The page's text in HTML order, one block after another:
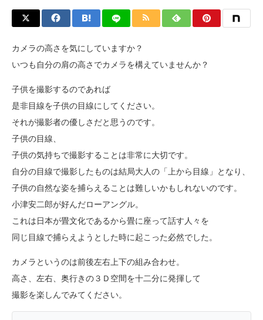
カメラの高さを気にしていますか？
いつも自分の肩の高さでカメラを構えていませんか？
子供を撮影するのであれば
是非目線を子供の目線にしてください。
それが撮影者の優しさだと思うのです。
子供の目線、
子供の気持ちで撮影することは非常に大切です。
自分の目線で撮影したものは結局大人の「上から目線」となり、
子供の自然な姿を捕らえることは難しいかもしれないのです。
小津安二郎が好んだローアングル。
これは日本が畳文化であるから畳に座って話す人々を
同じ目線で捕らえようとした時に起こった必然でした。
カメラというのは前後左右上下の組み合わせ。
高さ、左右、奥行きの３Ｄ空間を十二分に発揮して
撮影を楽しんでみてください。